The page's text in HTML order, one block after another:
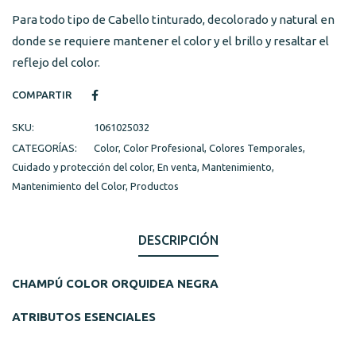
Para todo tipo de Cabello tinturado, decolorado y natural en
donde se requiere mantener el color y el brillo y resaltar el
reflejo del color.
COMPARTIR
SKU:
1061025032
CATEGORÍAS:
Color, Color Profesional, Colores Temporales,
Cuidado y protección del color, En venta, Mantenimiento,
Mantenimiento del Color, Productos
DESCRIPCIÓN
CHAMPÚ COLOR ORQUIDEA NEGRA
ATRIBUTOS ESENCIALES